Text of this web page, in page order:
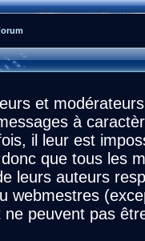
et
à
il leur est
que tous les
leurs auteurs
webmestres
ne peuvent pas